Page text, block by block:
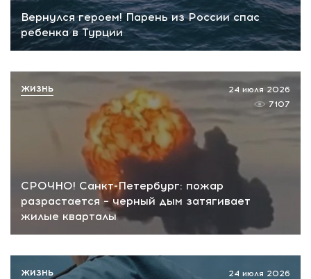
Вернулся героем! Парень из России спас
ребенка в Турции
СРОЧНО! Санкт-Петербург: пожар
разрастается – черный дым затягивает
жилые кварталы
24 июля 2026
7107
ЖИЗНЬ
24 июля 2026
ЖИЗНЬ